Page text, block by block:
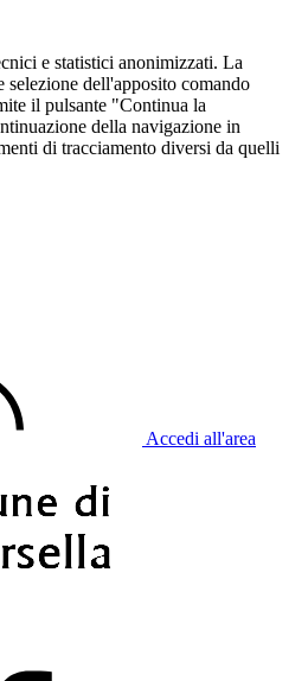
e statistici anonimizzati. La
selezione dell'apposito comando
il pulsante "Continua la
della navigazione in
di tracciamento diversi da quelli
Accedi all'area